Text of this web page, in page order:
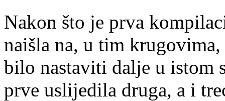
Nakon što je prva
naišla na, u tim
bilo nastaviti dalje u istom
prve uslijedila druga, a i